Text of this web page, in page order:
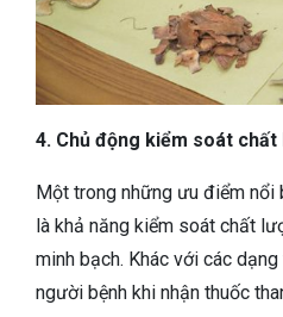
4. Chủ động kiểm soát chất
Một trong những ưu điểm nổi
là khả năng kiểm soát chất
minh bạch. Khác với các
người bệnh khi nhận thuốc